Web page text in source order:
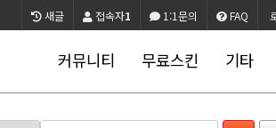
FAQ
1:1문의
접속자1
새글
커뮤니티 무료스킨 기타